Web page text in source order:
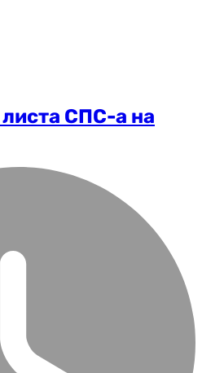
СПС-а на